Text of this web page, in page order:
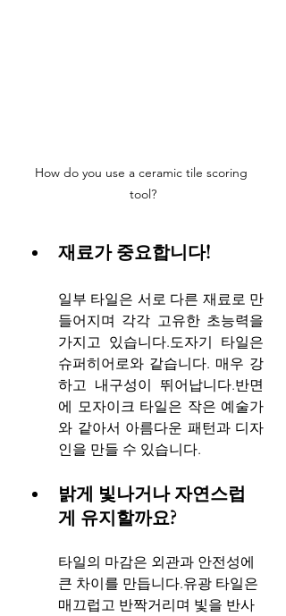
How do you use a ceramic tile scoring
tool?
재료가 중요합니다!
일부 타일은 서로 다른 재료로 만
들어지며 각각 고유한 초능력을
가지고 있습니다.도자기 타일은
슈퍼히어로와 같습니다. 매우 강
하고 내구성이 뛰어납니다.반면
에 모자이크 타일은 작은 예술가
와 같아서 아름다운 패턴과 디자
인을 만들 수 있습니다.
밝게 빛나거나 자연스럽
게 유지할까요?
타일의 마감은 외관과 안전성에
큰 차이를 만듭니다.유광 타일은
매끄럽고 반짝거리며 빛을 반사